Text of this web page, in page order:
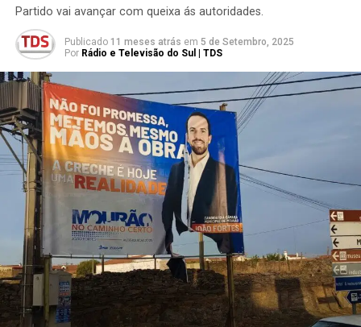
Partido vai avançar com queixa ás autoridades.
Publicado 11 meses atrás em 5 de Setembro, 2025
Por Rádio e Televisão do Sul | TDS